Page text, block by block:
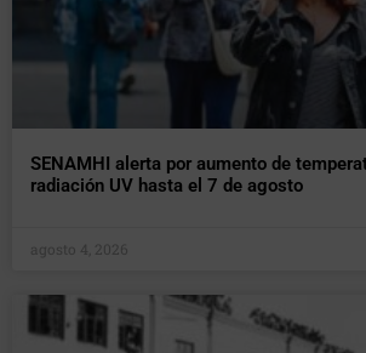
SENAMHI alerta por aumento de
radiación UV hasta el 7 de agosto
agosto 4, 2026